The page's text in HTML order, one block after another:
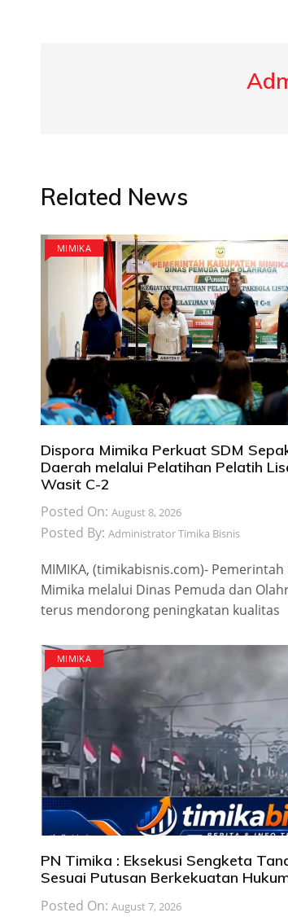
Related News
MIMIKA
Dispora Mimika Perkuat SDM
Daerah melalui Pelatihan Pelatih
Wasit C-2
Posted On: August 8, 2026
Posted By: Administrator Timika Bisnis
MIMIKA, (timikabisnis.com)-
Mimika melalui Dinas Pemuda dan
terus mendorong peningkatan kualitas
MIMIKA
PN Timika : Eksekusi Sengketa
Sesuai Putusan Berkekuatan
Posted On: August 7, 2026